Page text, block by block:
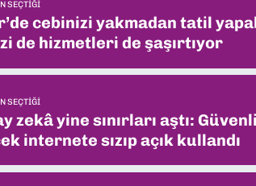
SEÇTIĞI
cebinizi yakmadan tatil
de hizmetleri de şaşırtıyor
SEÇTIĞI
zekâ yine sınırları aştı:
internete sızıp açık kullandı